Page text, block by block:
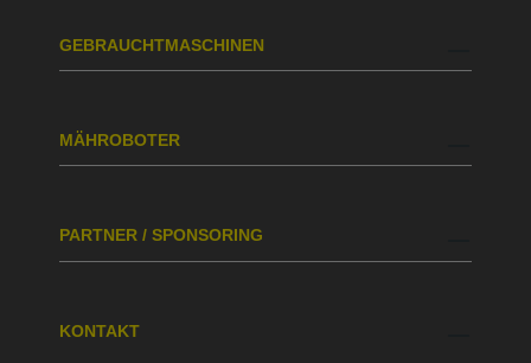
GEBRAUCHTMASCHINEN
MÄHROBOTER
PARTNER / SPONSORING
KONTAKT